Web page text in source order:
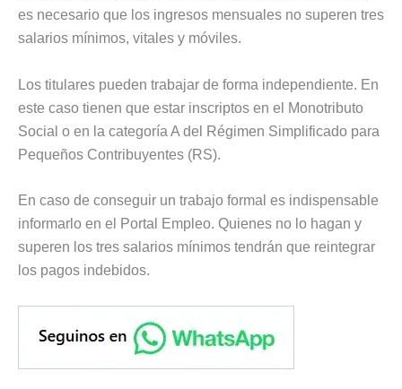
es necesario que los ingresos mensuales no superen tres
salarios mínimos, vitales y móviles.
Los titulares pueden trabajar de forma independiente. En
este caso tienen que estar inscriptos en el Monotributo
Social o en la categoría A del Régimen Simplificado para
Pequeños Contribuyentes (RS).
En caso de conseguir un trabajo formal es indispensable
informarlo en el Portal Empleo. Quienes no lo hagan y
superen los tres salarios mínimos tendrán que reintegrar
los pagos indebidos.